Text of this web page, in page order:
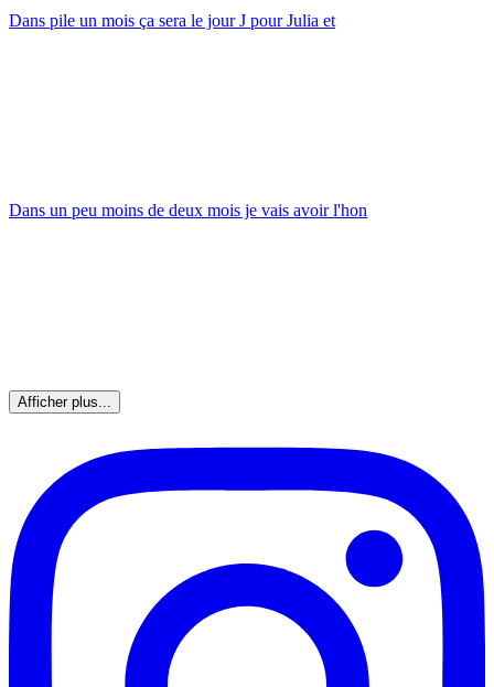
Dans pile un mois ça sera le jour J pour Julia et
Dans un peu moins de deux mois je vais avoir l'hon
Afficher plus...